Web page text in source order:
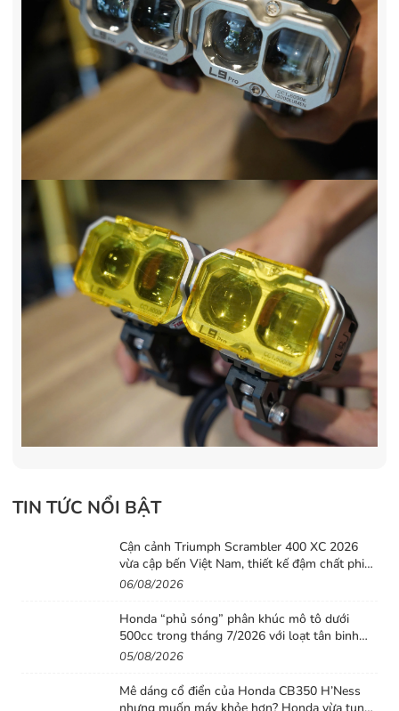
TIN TỨC NỔI BẬT
Cận cảnh Triumph Scrambler 400 XC 2026
vừa cập bến Việt Nam, thiết kế đậm chất phiêu
lưu cùng mức giá dễ tiếp cận
06/08/2026
Honda “phủ sóng” phân khúc mô tô dưới
500cc trong tháng 7/2026 với loạt tân binh
đáng chú ý
05/08/2026
Mê dáng cổ điển của Honda CB350 H’Ness